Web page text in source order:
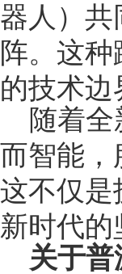
器人）共
阵。这
的技术
随着
而智能，
这不仅是
新时代的
关于普